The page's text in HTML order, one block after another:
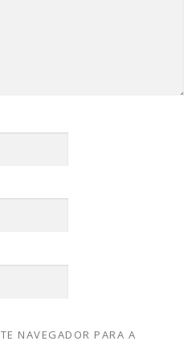
NAVEGADOR PARA A